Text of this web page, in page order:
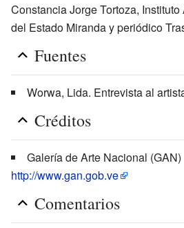
Constancia Jorge Tortoza,
del Estado Miranda y periódico
Fuentes
Worwa, Lida. Entrevista al
Créditos
Galería de Arte Nacional (GAN)
http://www.gan.gob.ve
Comentarios